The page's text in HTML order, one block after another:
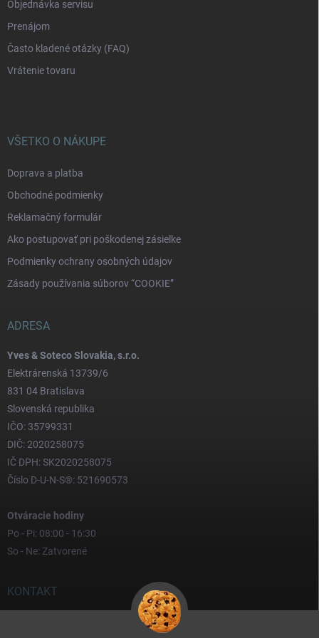
Objednávka servisu
Prenájom
Často kladené otázky (FAQ)
Vrátenie tovaru
VŠETKO O NÁKUPE
Doprava a platba
Obchodné podmienky
Reklamačný formulár
Ako postupovať pri poškodenej zásielke
Podmienky ochrany osobných údajov
Zásady používania súborov “COOKIE”
ADRESA
Yves & Soteco Slovakia, s.r.o.
Elektrárenská 13739/6
831 04 Bratislava
Slovenská republika
IČO: 35799331
DIČ: 2020258075
IČ DPH: SK2020258075
Číslo D-U-N-S®: 521690573
Otváracie hodiny
Po - Pi: 08:00 - 16:30
So - Ne: Zatvorené
KONTAKT